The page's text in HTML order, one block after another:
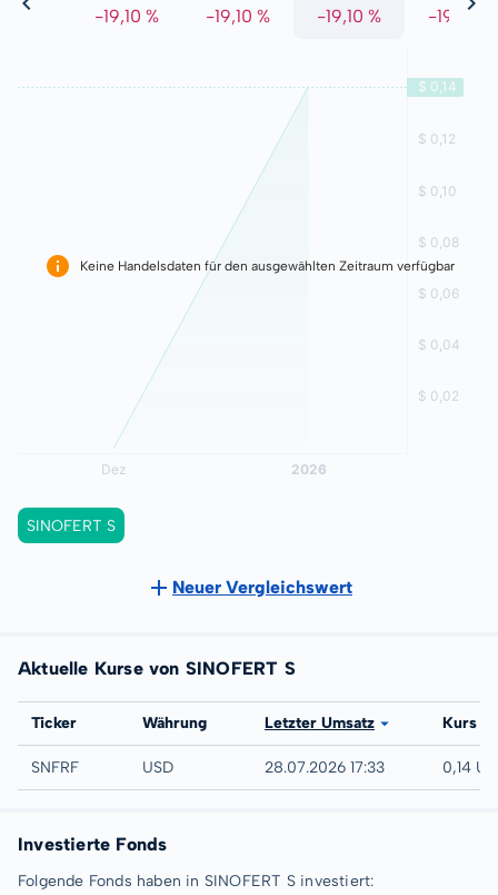
% -19,10 % -19,10 % -19,10 % -19,10 %
Keine Handelsdaten für den ausgewählten Zeitraum verfügbar
SINOFERT S
Neuer Vergleichswert
Aktuelle Kurse von SINOFERT S
Börse
Ticker Währung Letzter Umsatz Kurs
UTC
SNFRF USD 28.07.2026 17:33 0,14
Investierte Fonds
Folgende Fonds haben in SINOFERT S investiert: